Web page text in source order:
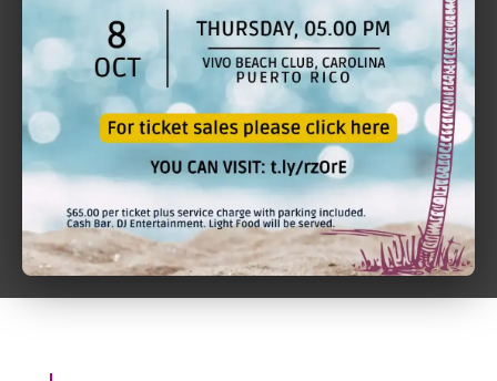
NOTARIA 102: TEORÍA Y
CONSIDERACIONES
PRÁCTICAS
$ 120.00
Notaria
102:
Teoría
y
Consideraciones
Añadir al carrito